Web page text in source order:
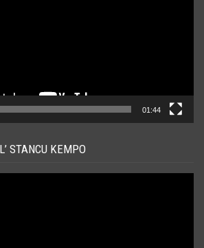
01:44
STANCU KEMPO